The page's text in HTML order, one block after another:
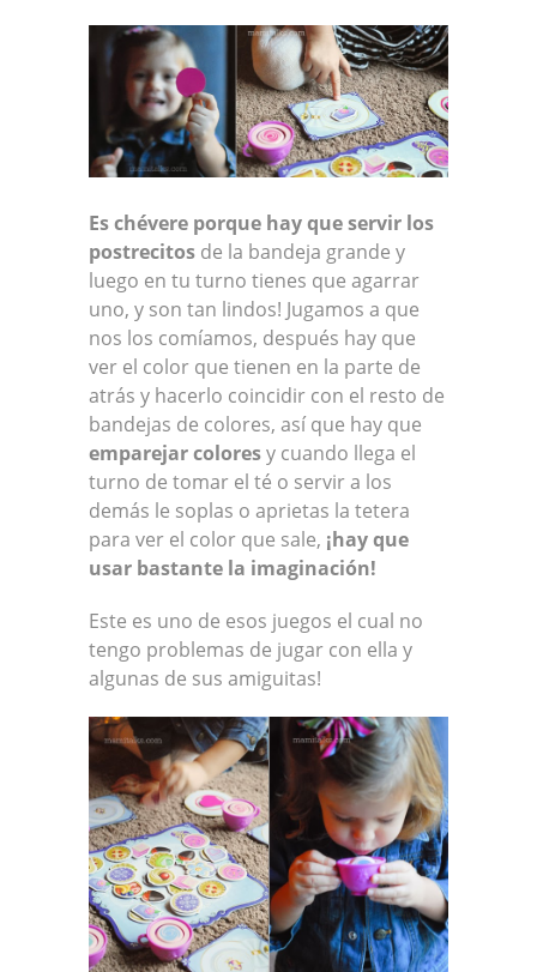
Es chévere porque hay que servir los
postrecitos de la bandeja grande y
luego en tu turno tienes que agarrar
uno, y son tan lindos! Jugamos a que
nos los comíamos, después hay que
ver el color que tienen en la parte de
atrás y hacerlo coincidir con el resto de
bandejas de colores, así que hay que
emparejar coloresy cuando llega el
turno de tomar el té o servir a los
demás le soplas o aprietas la tetera
para ver el color que sale, ¡hay que
usar bastante la imaginación!
Este es uno de esos juegos el cual no
tengo problemas de jugar con ella y
algunas de sus amiguitas!